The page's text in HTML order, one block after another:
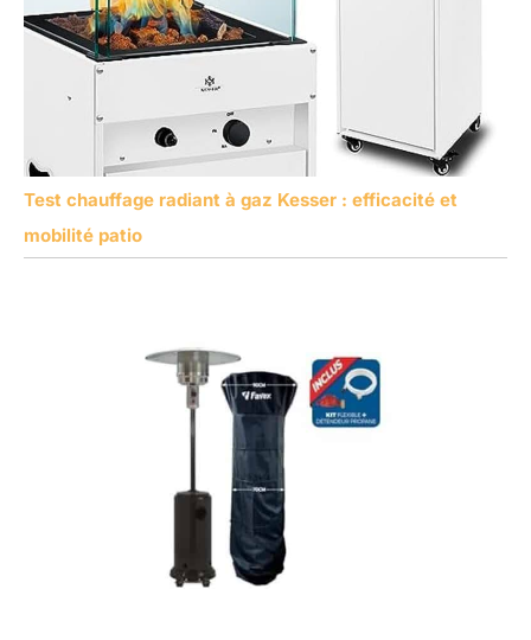
Test chauffage radiant à gaz Kesser : efficacité et
mobilité patio